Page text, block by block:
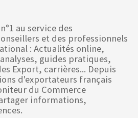
au service des
et des professionnels
: Actualités online,
guides pratiques,
Export, carrières... Depuis
d'exportateurs français
du Commerce
informations,